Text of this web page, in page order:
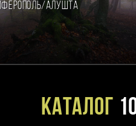
Алушта
Каталог